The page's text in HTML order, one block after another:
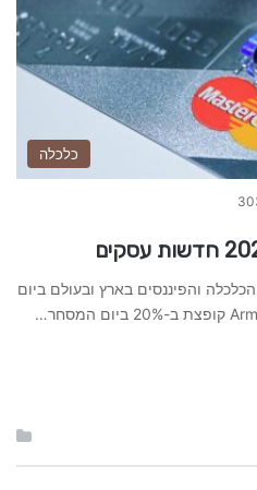
כלכלה
הכלכלה והפיננסים בארץ ובעולם ביום